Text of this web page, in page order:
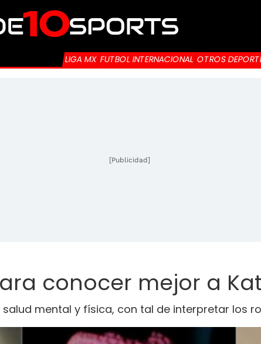
LIGA MX FUTBOL INTERNACIONAL OTROS
[Publicidad]
conocer mejor a
mental y física, con tal de interpretar los